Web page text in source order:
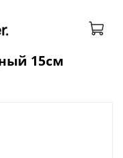
15см